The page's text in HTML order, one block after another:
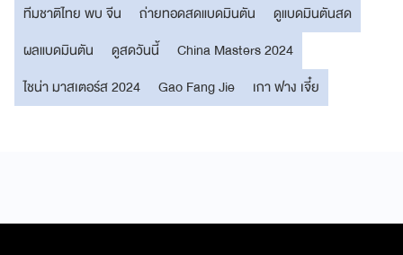
ทีมชาติไทย พบ จีน
ถ่ายทอดสดแบดมินตัน
ดูแบดมินตันสด
ผลแบดมินตัน
ดูสดวันนี้
China Masters 2024
ไชน่า มาสเตอร์ส 2024
Gao Fang Jie เกา ฟาง เจี๋ย